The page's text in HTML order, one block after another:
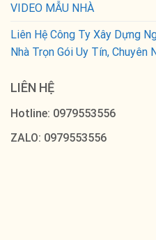
VIDEO MẪU NHÀ
Liên Hệ Công Ty Xây Dựng
Nhà Trọn Gói Uy Tín, Chuyên
LIÊN HỆ
Hotline: 0979553556
ZALO: 0979553556